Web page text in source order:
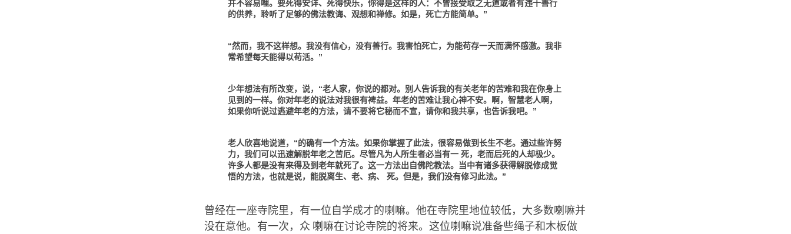
并不容易哩。要死得安详、死得快乐，你得是这样的人：不曾接受取之无道或者有违十善行
的供养，聆听了足够的佛法教诲、观想和禅修。如是，死亡方能简单。”
“然而，我不这样想。我没有信心，没有善行。我害怕死亡，为能苟存一天而满怀感激。我非
常希望每天能得以苟活。”
少年想法有所改变，说，“老人家，你说的都对。别人告诉我的有关老年的苦难和我在你身上
见到的一样。你对年老的说法对我很有裨益。年老的苦难让我心神不安。啊，智慧老人啊，
如果你听说过逃避年老的方法，请不要将它秘而不宣，请你和我共享，也告诉我吧。”
老人欣喜地说道，“的确有一个方法。如果你掌握了此法，很容易做到长生不老。通过些许努
力，我们可以迅速解脱年老之苦厄。尽管凡为人所生者必当有一 死，老而后死的人却极少。
许多人都是没有来得及到老年就死了。这一方法出自佛陀教法。当中有诸多获得解脱修成觉
悟的方法，也就是说，能脱离生、老、病、 死。但是，我们没有修习此法。”
曾经在一座寺院里，有一位自学成才的喇嘛。他在寺院里地位较低，大多数喇嘛并
没在意他。有一次，众 喇嘛在讨论寺院的将来。这位喇嘛说准备些绳子和木板做